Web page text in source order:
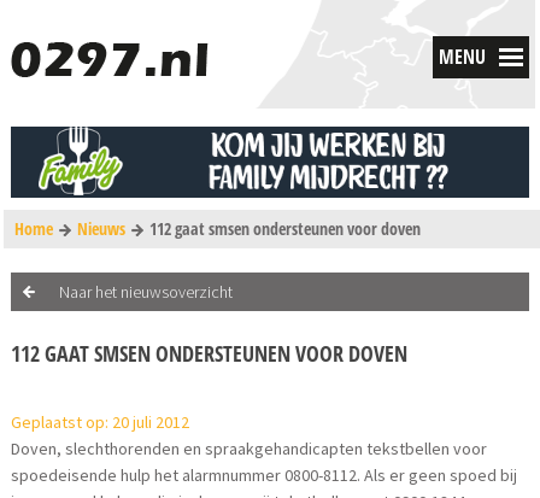
MENU
Home Nieuws 112 gaat smsen ondersteunen voor doven
Naar het nieuwsoverzicht
112 GAAT SMSEN ONDERSTEUNEN VOOR DOVEN
Geplaatst op: 20 juli 2012
Doven, slechthorenden en spraakgehandicapten tekstbellen voor
spoedeisende hulp het alarmnummer 0800-8112. Als er geen spoed bij